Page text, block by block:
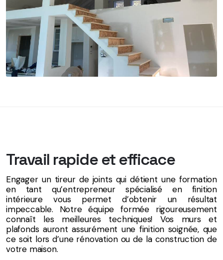
Travail rapide et efficace
Engager un tireur de joints qui détient une formation
en tant qu’entrepreneur spécialisé en finition
intérieure vous permet d’obtenir un résultat
impeccable. Notre équipe formée rigoureusement
connaît les meilleures techniques! Vos murs et
plafonds auront assurément une finition soignée, que
ce soit lors d’une rénovation ou de la construction de
votre maison.